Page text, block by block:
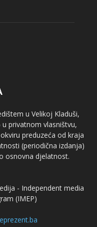
u Velikoj Kladuši,
privatnom vlasništvu,
preduzeća od kraja
(periodična izdanja)
osnovna djelatnost.
- Independent media
(IMEP)